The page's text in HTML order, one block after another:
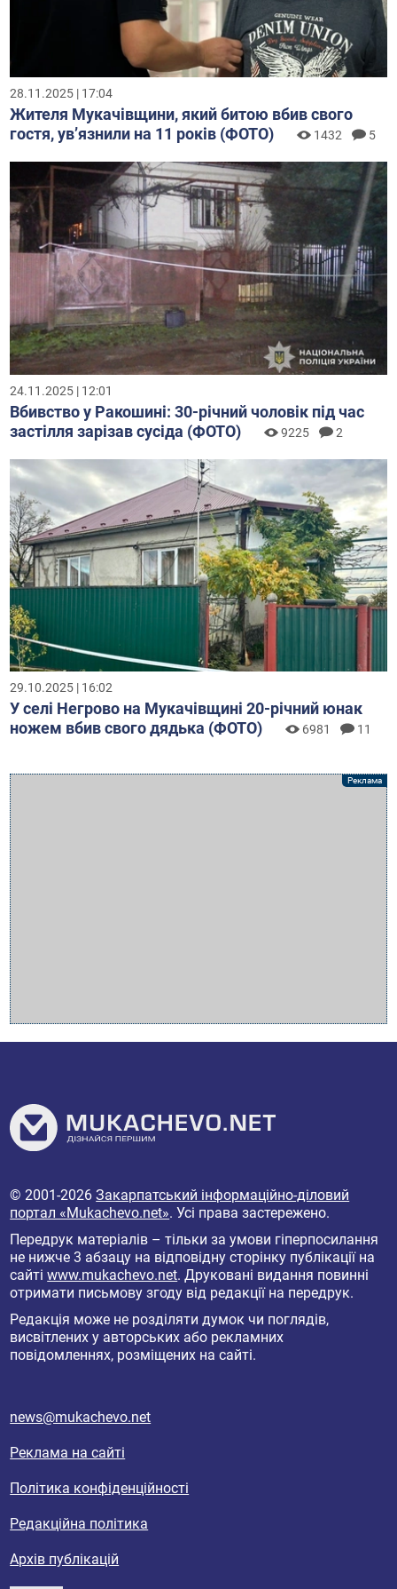
28.11.2025 | 17:04
Жителя Мукачівщини, який битою вбив свого
гостя, увʼязнили на 11 років (ФОТО)
1432 5
24.11.2025 | 12:01
Вбивство у Ракошині: 30-річний чоловік під час
застілля зарізав сусіда (ФОТО)
9225 2
29.10.2025 | 16:02
У селі Негрово на Мукачівщині 20-річний юнак
ножем вбив свого дядька (ФОТО)
6981 11
© 2001-2026Закарпатський інформаційно-діловий
портал «Mukachevo.net». Усі права застережено.
Передрук матеріалів – тільки за умови гіперпосилання
не нижче 3 абзацу на відповідну сторінку публікації на
сайтіwww.mukachevo.net. Друковані видання повинні
отримати письмову згоду від редакції на передрук.
Редакція може не розділяти думок чи поглядів,
висвітлених у авторських або рекламних
повідомленнях, розміщених на сайті.
news@mukachevo.net
Реклама на сайті
Політика конфіденційності
Редакційна політика
Архів публікацій